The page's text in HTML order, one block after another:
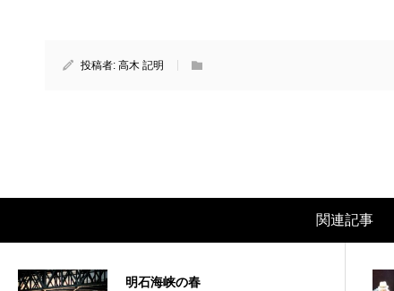
投稿者:高木 記明
関連記事
明石海峡の春